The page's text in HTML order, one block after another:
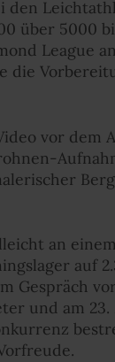
den
über 5000
League
die
vor dem
an
auf
Gespräch
und am